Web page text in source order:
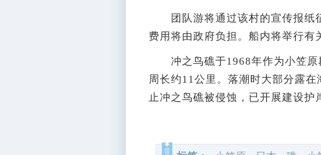
团队游将通过该村的宣传报纸
费用将由政府负担。船内将举行有
冲之鸟礁于1968年作为小笠原
周长约11公里。落潮时大部分露
止冲之鸟礁被侵蚀，已开展建设护